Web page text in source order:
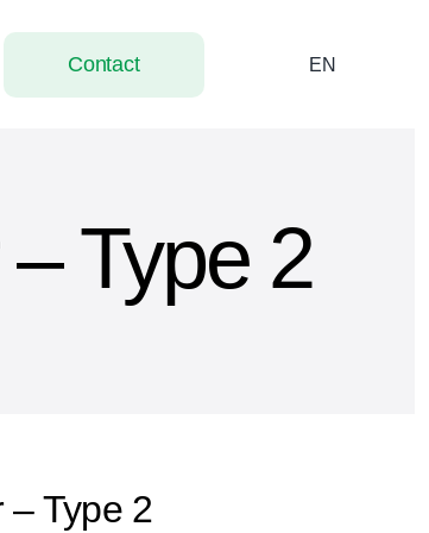
Contact EN
Type 2
– Type 2